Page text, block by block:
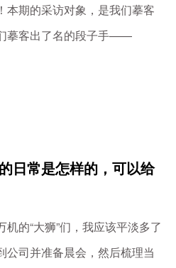
本期的采访对象，是我们摹客
摹客出了名的段子手——
日常是怎样的，可以给
的“大狮”们，我应该平淡多了
公司并准备晨会，然后梳理当